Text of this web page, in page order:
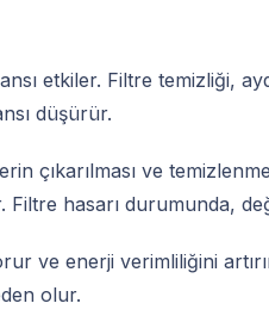
etkiler. Filtre temizliği,
düşürür.
çıkarılması ve
hasarı durumunda,
ve enerji verimliliğini
olur.